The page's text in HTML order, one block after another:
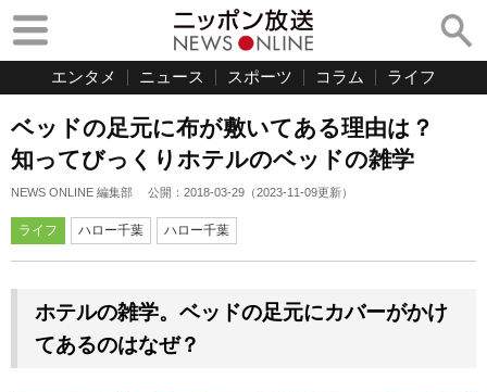
エンタメ ニュース スポーツ コラム ライフ
ベッドの足元に布が敷いてある理由は？
知ってびっくりホテルのベッドの雑学
NEWS ONLINE 編集部 公開： 2018-03-29 （2023-11-09更新）
ライフ ハロー千葉 ハロー千葉
ホテルの雑学。ベッドの足元にカバーがかけ
てあるのはなぜ？